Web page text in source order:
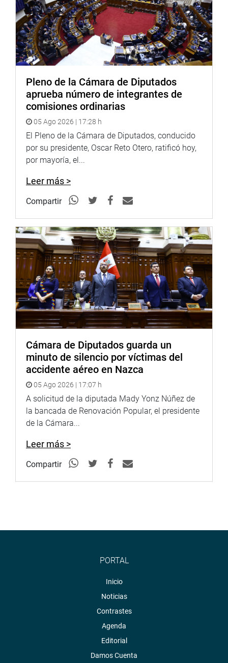
María Melgarejo (FP), Carlos Domínguez (FP), Yesenia
Ponce (FP) y María Elena Foronda (FA). (JSR)
PRENSA CONGRESO
Pleno de la Cámara de Diputados
aprueba número de integrantes de
comisiones ordinarias
05 Ago 2026 | 17:28 h
El Pleno de la Cámara de Diputados, conducido
por su presidente, Oscar Reto Otero, ratificó hoy,
por mayoría, el...
Leer más >
Compartir
Cámara de Diputados guarda un
minuto de silencio por víctimas del
accidente aéreo en Nazca
05 Ago 2026 | 17:07 h
A solicitud de la diputada Mady Yonz Núñez de
la bancada de Renovación Popular, el presidente
de la Cámara...
Leer más >
Compartir
PORTAL
Inicio
Noticias
Contrastes
Agenda
Editorial
Damos Cuenta